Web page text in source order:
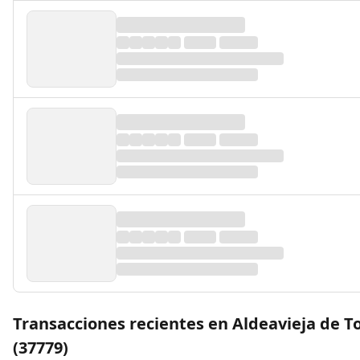
Transacciones recientes en Aldeavieja de
(37779)